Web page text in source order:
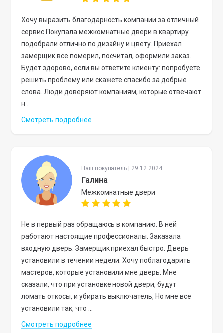
Хочу выразить благодарность компании за отличный
сервис.Покупала межкомнатные двери в квартиру
подобрали отлично по дизайну и цвету. Приехал
замерщик все померил, посчитал, оформили заказ.
Будет здорово, если вы ответите клиенту: попробуете
решить проблему или скажете спасибо за добрые
слова. Люди доверяют компаниям, которые отвечают
н...
Смотреть подробнее
Наш покупатель | 29.12.2024
Галина
Межкомнатные двери
Не в первый раз обращаюсь в компанию. В ней
работают настоящие профессионалы. Заказала
входную дверь. Замерщик приехал быстро. Дверь
установили в течении недели. Хочу поблагодарить
мастеров, которые установили мне дверь. Мне
сказали, что при установке новой двери, будут
ломать откосы, и убирать выключатель, Но мне все
установили так, что ...
Смотреть подробнее